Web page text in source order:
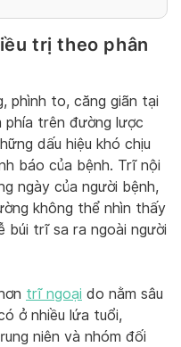
trị theo phân
phình to, căng giãn tại
phía trên đường lược
dấu hiệu khó chịu
báo của bệnh. Trĩ nội
ngày của người bệnh,
không thể nhìn thấy
búi trĩ sa ra ngoài người
trĩ ngoại do nằm sâu
ở nhiều lứa tuổi,
niên và nhóm đối